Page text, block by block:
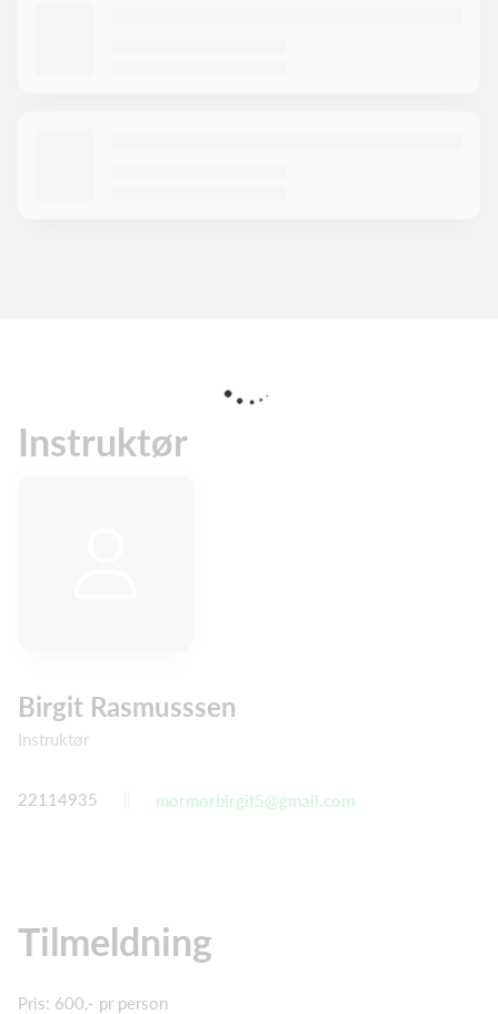
Instruktør
Birgit Rasmusssen
Instruktør
22114935 mormorbirgit5@gmail.com
Tilmeldning
Pris: 600,- pr person